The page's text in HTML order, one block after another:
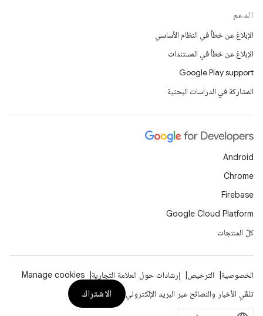
الدعم
الإبلاغ عن خطأ في النظام الأساسي
الإبلاغ عن خطأ في المستندات
Google Play support
المشاركة في الدراسات البحثية
Android
Chrome
Firebase
Google Cloud Platform
كلّ المنتجات
الخصوصية الترخيص إرشادات حول العلامة التجارية
Manage cookies
تلقّي الأخبار والنصائح عبر البريد الإلكتروني
الاشتراك